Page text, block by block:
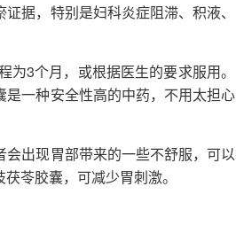
据，特别是妇科炎症阻滞、积液、
3个月，或根据医生的要求服用。
一种安全性高的中药，不用太担心
出现胃部带来的一些不舒服，可以
苓胶囊，可减少胃刺激。